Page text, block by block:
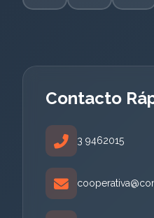
Contacto
3 9462015